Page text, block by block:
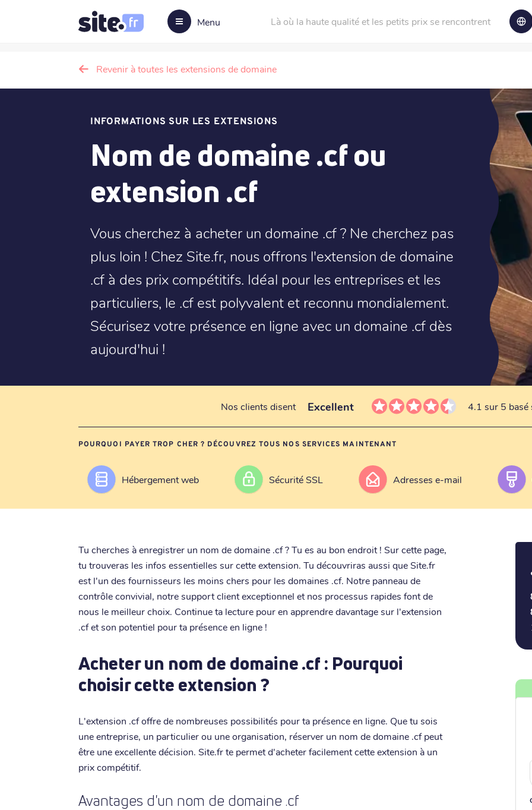
Menu Là où la haute qualité et les petits prix se rencontrent
Revenir à toutes les extensions de domaine
INFORMATIONS SUR LES EXTENSIONS
Nom de domaine .cf ou
extension .cf
Vous cherchez à acheter un domaine .cf ? Ne cherchez pas
plus loin ! Chez Site.fr, nous offrons l'extension de domaine
.cf à des prix compétitifs. Idéal pour les entreprises et les
particuliers, le .cf est polyvalent et reconnu mondialement.
Sécurisez votre présence en ligne avec un domaine .cf dès
aujourd'hui !
Nos clients disent Excellent 4.1 sur 5 basé
POURQUOI PAYER TROP CHER ? DÉCOUVREZ TOUS NOS SERVICES MAINTENANT
Hébergement web Sécurité SSL Adresses e-mail
Tu cherches à enregistrer un nom de domaine .cf ? Tu es au bon endroit ! Sur cette page,
tu trouveras les infos essentielles sur cette extension. Tu découvriras aussi que Site.fr
est l'un des fournisseurs les moins chers pour les domaines .cf. Notre panneau de
contrôle convivial, notre support client exceptionnel et nos processus rapides font de
nous le meilleur choix. Continue ta lecture pour en apprendre davantage sur l'extension
.cf et son potentiel pour ta présence en ligne !
Acheter un nom de domaine .cf : Pourquoi
choisir cette extension ?
L'extension .cf offre de nombreuses possibilités pour ta présence en ligne. Que tu sois
une entreprise, un particulier ou une organisation, réserver un nom de domaine .cf peut
être une excellente décision. Site.fr te permet d'acheter facilement cette extension à un
prix compétitif.
Avantages d'un nom de domaine .cf